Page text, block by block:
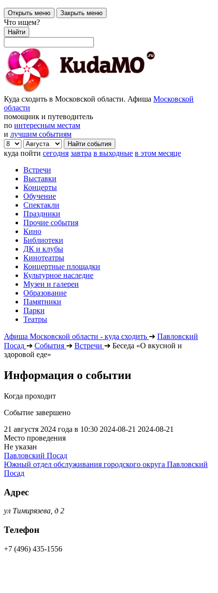
Открыть меню Закрыть меню
Что ищем?
Найти
Куда сходить в Московской области. Афиша Московской
области
помощник и путеводитель
по интересным местам
и лучшим событиям
куда пойти сегодня завтра в выходные в этом месяце
Встречи
Выставки
Концерты
Обучение
Спектакли
Праздники
Прочие события
Кино
Библиотеки
ДК и клубы
Кинотеатры
Концертные площадки
Культурное наследие
Музеи и галереи
Образование
Памятники
Парки
Театры
Афиша Московской области - куда сходить ➔ Павловский
Посад ➔ События ➔ Встречи ➔ Беседа «О вкусной и
здоровой еде»
Информация о событии
Когда проходит
Событие завершено
21 августя 2024 года в 10:30 2024-08-21 2024-08-21
Место проведения
Не указан
Павловский Посад
Южный отдел обслуживания городского округа Павловский
Посад
Адрес
ул Тимирязева, д 2
Телефон
+7 (496) 435-1556